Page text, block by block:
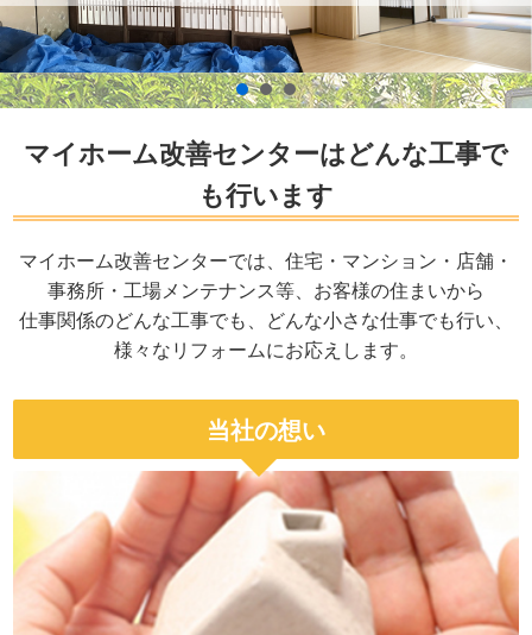
マイホーム改善センターはどんな工事で
も行います
マイホーム改善センターでは、住宅・マンション・店舗・
事務所・工場メンテナンス等、お客様の住まいから
仕事関係のどんな工事でも、どんな小さな仕事でも行い、
様々なリフォームにお応えします。
当社の想い